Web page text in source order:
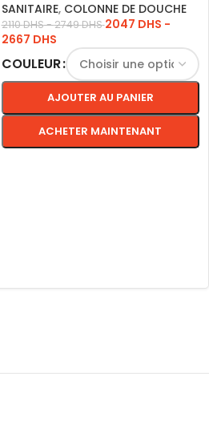
SANITAIRE, COLONNE DE DOUCHE
2110DHS-2749DHS2047 DHS -
2667 DHS
COULEUR
AJOUTER AU PANIER
ACHETER MAINTENANT